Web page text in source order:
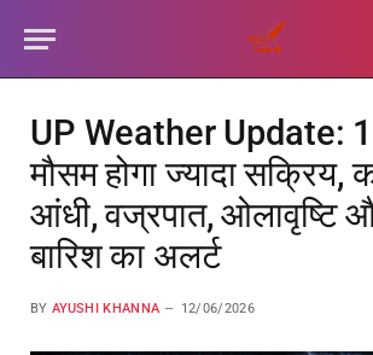
UP Weather Update:
मौसम होगा ज्यादा सक्रिय,
आंधी, वज्रपात, ओलावृष्टि
बारिश का अलर्ट
BY AYUSHI KHANNA 12/06/2026